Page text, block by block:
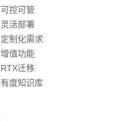
可控可管
灵活部署
定制化需求
增值功能
RTX迁移
有度知识库